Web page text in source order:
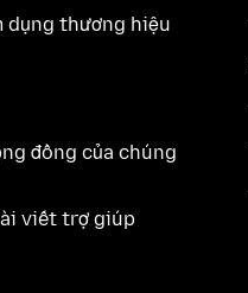
dụng thương hiệu
đồng của chúng
viết trợ giúp